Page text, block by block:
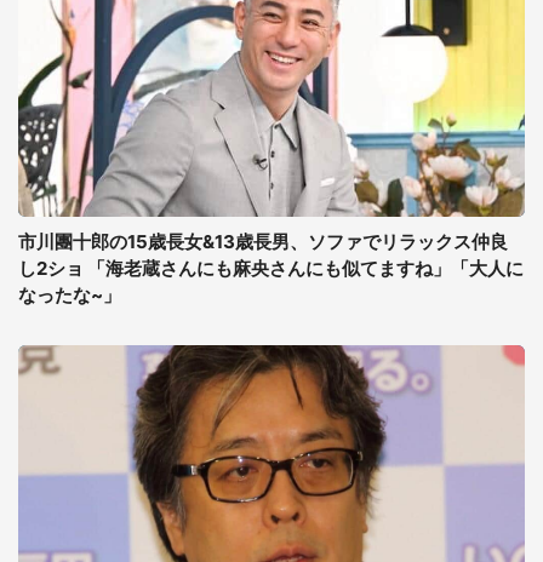
市川團十郎の15歳長女&13歳長男、ソファでリラックス仲良
し2ショ 「海老蔵さんにも麻央さんにも似てますね」「大人に
なったな~」